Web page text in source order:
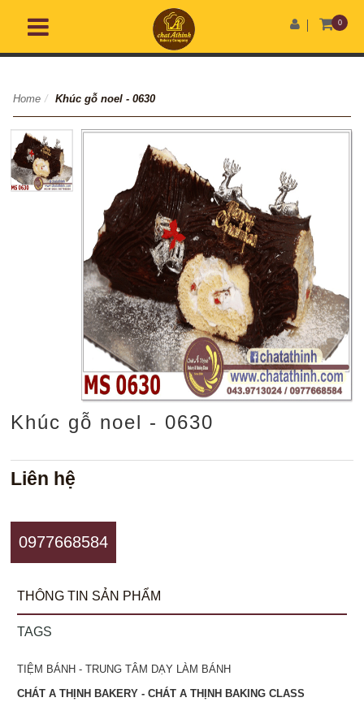
0
Home / Khúc gỗ noel - 0630
Khúc gỗ noel - 0630
Liên hệ
0977668584
THÔNG TIN SẢN PHẨM
TAGS
TIỆM BÁNH - TRUNG TÂM DẠY LÀM BÁNH
CHÁT A THỊNH BAKERY - CHÁT A THỊNH BAKING CLASS